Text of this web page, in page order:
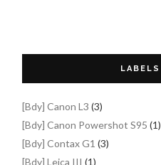
LABELS
[Bdy] Canon L3 (3)
[Bdy] Canon Powershot S95 (1)
[Bdy] Contax G1 (3)
[Bdy] Leica III (1)